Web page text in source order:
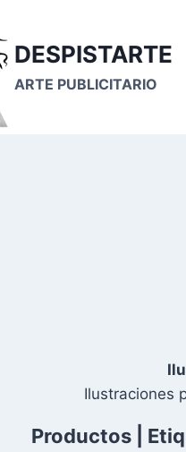
DESPISTARTE
ARTE PUBLICITARIO
Ilustraciones
Productos